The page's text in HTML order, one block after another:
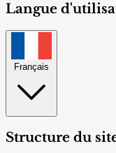
Langue
Français
Structure du